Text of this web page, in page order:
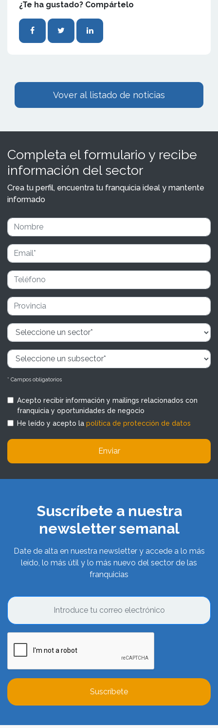
¿Te ha gustado? Compártelo
Vover al listado de noticias
Completa el formulario y recibe
información del sector
Crea tu perfil, encuentra tu franquicia ideal y mantente
informado
* Campos obligatorios
Acepto recibir información y mailings relacionados con
franquicia y oportunidades de negocio
He leído y acepto la política de protección de datos
Enviar
Suscríbete a nuestra
newsletter semanal
Date de alta en nuestra newsletter y accede a lo más
leído, lo más útil y lo más nuevo del sector de las
franquicias
Suscríbete